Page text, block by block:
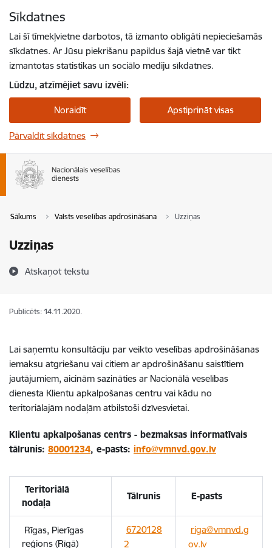
Sīkdatnes
Lai šī tīmekļvietne darbotos, tā izmanto obligāti nepieciešamās
sīkdatnes. Ar Jūsu piekrišanu papildus šajā vietnē var tikt
izmantotas statistikas un sociālo mediju sīkdatnes.
Lūdzu, atzīmējiet savu izvēli:
Noraidīt Apstiprināt visas
Pārvaldīt sīkdatnes
Sākums Valsts veselības apdrošināšana Uzziņas
Uzziņas
Atskaņot tekstu
Publicēts: 14.11.2020.
Lai saņemtu konsultāciju par veikto veselības apdrošināšanas
iemaksu atgriešanu vai citiem ar apdrošināšanu saistītiem
jautājumiem, aicinām sazināties ar Nacionālā veselības
dienesta Klientu apkalpošanas centru vai kādu no
teritoriālajām nodaļām atbilstoši dzīvesvietai.
Klientu apkalpošanas centrs - bezmaksas informatīvais
tālrunis: 80001234, e-pasts: info@vmnvd.gov.lv
Teritoriālā
nodaļa
Tālrunis E-pasts
Rīgas, Pierīgas
reģions (Rīgā)
6720128
2
riga@vmnvd.g
ov.lv